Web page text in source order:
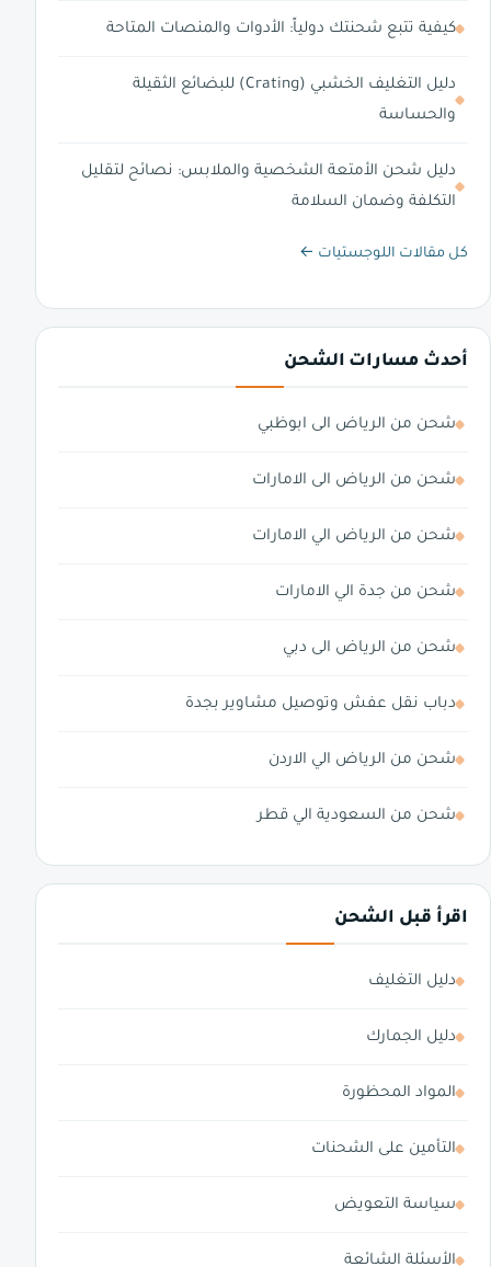
كيفية تتبع شحنتك دولياً: الأدوات والمنصات المتاحة
دليل التغليف الخشبي (Crating) للبضائع الثقيلة
والحساسة
دليل شحن الأمتعة الشخصية والملابس: نصائح لتقليل
التكلفة وضمان السلامة
كل مقالات اللوجستيات ←
أحدث مسارات الشحن
شحن من الرياض الى ابوظبي
شحن من الرياض الى الامارات
شحن من الرياض الي الامارات
شحن من جدة الي الامارات
شحن من الرياض الى دبي
دباب نقل عفش وتوصيل مشاوير بجدة
شحن من الرياض الي الاردن
شحن من السعودية الي قطر
اقرأ قبل الشحن
دليل التغليف
دليل الجمارك
المواد المحظورة
التأمين على الشحنات
سياسة التعويض
الأسئلة الشائعة